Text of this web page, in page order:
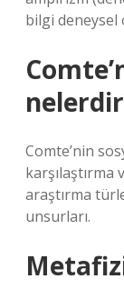
bilgi deneysel
Comte’nin
araştırma
unsurları.